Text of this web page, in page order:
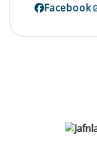
Facebook